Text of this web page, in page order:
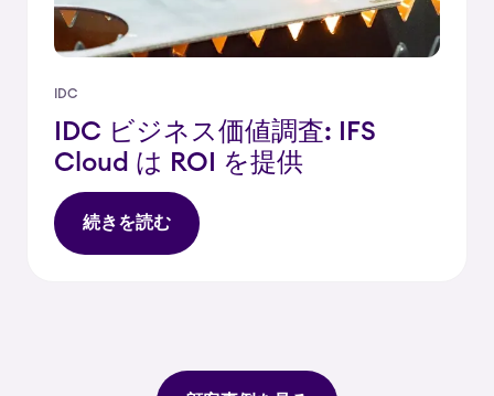
IDC
IDC ビジネス価値調査: IFS
Cloud は ROI を提供
続きを読む